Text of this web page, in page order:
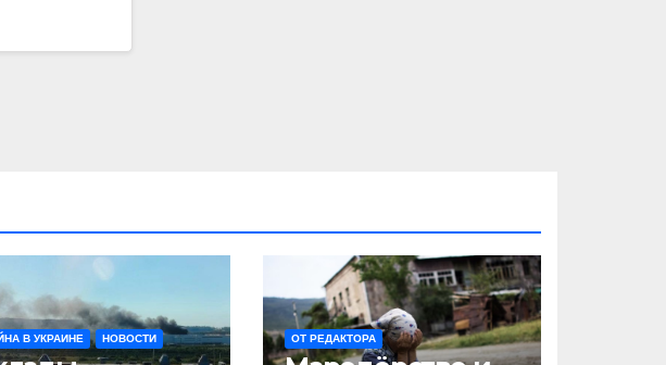
В УКРАИНЕ НОВОСТИ ОТ РЕДАКТОРА